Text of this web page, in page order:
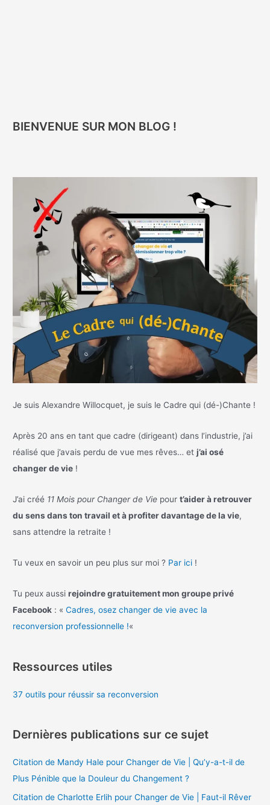
BIENVENUE SUR MON BLOG !
Je suis Alexandre Willocquet, je suis le Cadre qui (dé-)Chante !
Après 20 ans en tant que cadre (dirigeant) dans l’industrie, j’ai
réalisé que j’avais perdu de vue mes rêves… etj’ai osé
changer de vie !
J’ai créé 11 Mois pour Changer de Vie pourt’aider à retrouver
du sens dans ton travail et à profiter davantage de la vie,
sans attendre la retraite !
Tu veux en savoir un peu plus sur moi ? Par ici !
Tu peux aussirejoindre gratuitement mon groupe privé
Facebook : «Cadres, osez changer de vie avec la
reconversion professionnelle !«
Ressources utiles
37 outils pour réussir sa reconversion
Dernières publications sur ce sujet
Citation de Mandy Hale pour Changer de Vie | Qu’y-a-t-il de
Plus Pénible que la Douleur du Changement ?
Citation de Charlotte Erlih pour Changer de Vie | Faut-il Rêver